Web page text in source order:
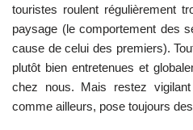
touristes roulent régulièrement
paysage (le comportement des
cause de celui des premiers).
plutôt bien entretenues et
chez nous. Mais restez
comme ailleurs, pose toujours